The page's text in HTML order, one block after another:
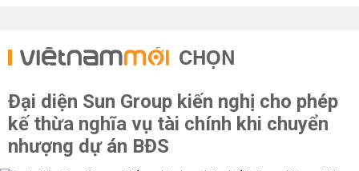
CHỌN
Đại diện Sun Group kiến nghị cho phép
kế thừa nghĩa vụ tài chính khi chuyển
nhượng dự án BĐS